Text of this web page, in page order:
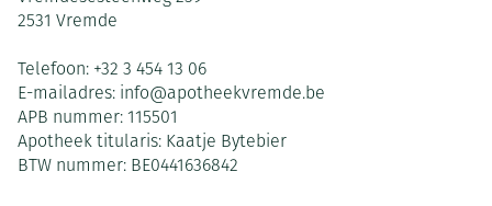
2531 Vremde
Telefoon: +32 3 454 13 06
E-mailadres: info@apotheekvremde.be
APB nummer: 115501
Apotheek titularis: Kaatje Bytebier
BTW nummer: BE0441636842